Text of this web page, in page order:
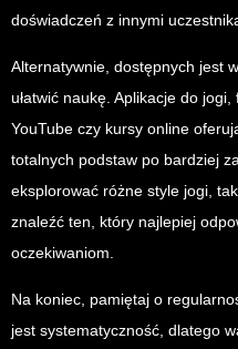
doświadczeń z innymi
Alternatywnie, dostępnych jest
ułatwić naukę. Aplikacje do
YouTube czy kursy online
totalnych podstaw po bardziej
eksplorować różne style jogi,
znaleźć ten, który najlepiej
oczekiwaniom.
Na koniec, pamiętaj o
jest systematyczność, dlatego